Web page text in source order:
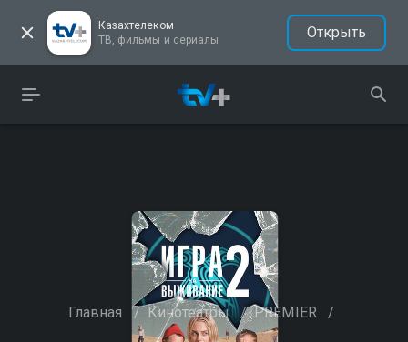
Казахтелеком
ТВ, фильмы и сериалы
Открыть
Главная / Кинотеатры / PREMIER /